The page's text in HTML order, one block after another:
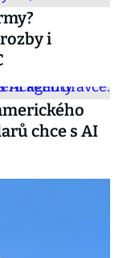
i
chce s AI